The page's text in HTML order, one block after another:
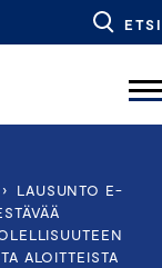
ETSI
›
LAUSUNTO E-
ALOITTEISTA